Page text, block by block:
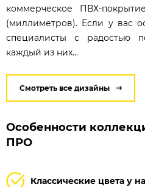
коммерческое ПВХ-
(миллиметров). Если у вас
специалисты с радостью
каждый из них...
Смотреть все дизайны
Особенности
ПРО
Классические цвета у